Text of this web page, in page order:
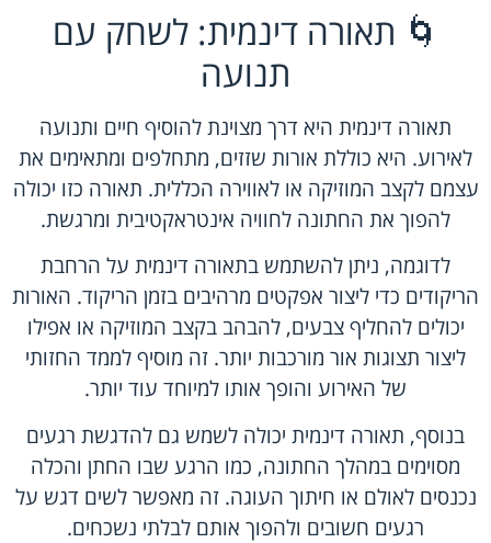
🌀 תאורה דינמית: לשחק עם
תנועה
תאורה דינמית היא דרך מצוינת להוסיף חיים ותנועה
לאירוע. היא כוללת אורות שזזים, מתחלפים ומתאימים את
עצמם לקצב המוזיקה או לאווירה הכללית. תאורה כזו יכולה
להפוך את החתונה לחוויה אינטראקטיבית ומרגשת.
לדוגמה, ניתן להשתמש בתאורה דינמית על הרחבת
הריקודים כדי ליצור אפקטים מרהיבים בזמן הריקוד. האורות
יכולים להחליף צבעים, להבהב בקצב המוזיקה או אפילו
ליצור תצוגות אור מורכבות יותר. זה מוסיף לממד החזותי
של האירוע והופך אותו למיוחד עוד יותר.
בנוסף, תאורה דינמית יכולה לשמש גם להדגשת רגעים
מסוימים במהלך החתונה, כמו הרגע שבו החתן והכלה
נכנסים לאולם או חיתוך העוגה. זה מאפשר לשים דגש על
רגעים חשובים ולהפוך אותם לבלתי נשכחים.